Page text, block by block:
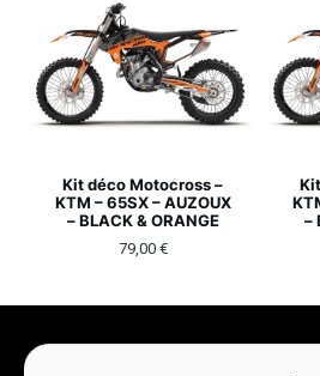
Kit déco Motocross –
KTM – 65SX – AUZOUX
– BLACK & ORANGE
79,00 €
–